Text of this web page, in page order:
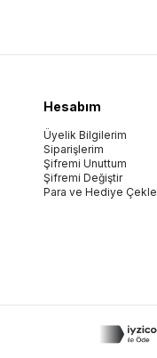
Hesabım
Üyelik Bilgilerim
Siparişlerim
Şifremi Unuttum
Şifremi Değiştir
Para ve Hediye